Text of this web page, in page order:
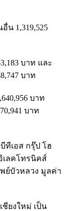
น 1,319,525
บาท และ
บาท
บาท
บาท
ทีเอส กรุ๊ป โฮ
เลคโทรนิคส์
ย์บัวหลวง มูลค่า
ชียงใหม่ เป็น